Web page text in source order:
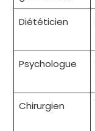
Diététicien
Psychologue
Chirurgien